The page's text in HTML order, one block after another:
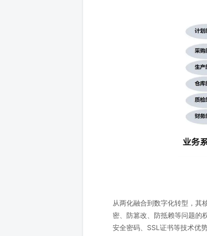
从两化融合到数字化转型，其
密、防篡改、防抵赖等问题的
安全密码、SSL证书等技术优